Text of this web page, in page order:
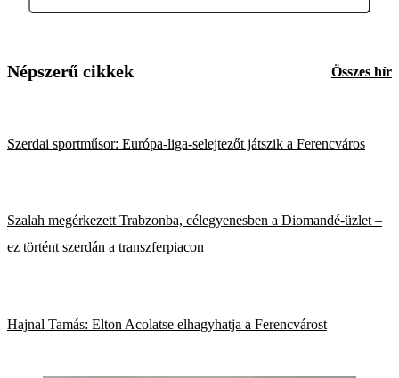
Népszerű cikkek Összes hír
Szerdai sportműsor: Európa-liga-selejtezőt játszik a Ferencváros
Szalah megérkezett Trabzonba, célegyenesben a Diomandé-üzlet –
ez történt szerdán a transzferpiacon
Hajnal Tamás: Elton Acolatse elhagyhatja a Ferencvárost